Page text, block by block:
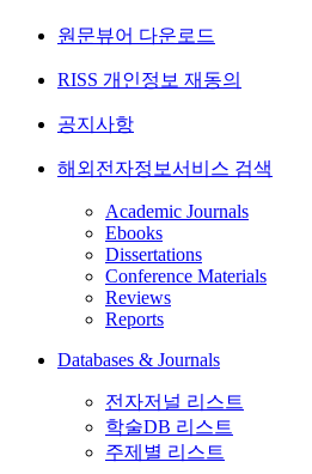
원문뷰어 다운로드
RISS 개인정보 재동의
공지사항
해외전자정보서비스 검색
Academic Journals
Ebooks
Dissertations
Conference Materials
Reviews
Reports
Databases & Journals
전자저널 리스트
학술DB 리스트
주제별 리스트